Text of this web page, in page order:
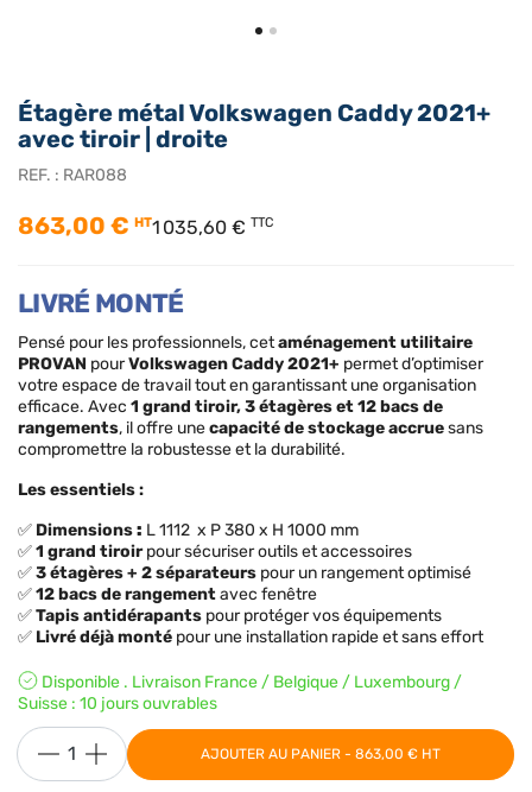
Étagère métal Volkswagen Caddy 2021+
avec tiroir | droite
REF. : RAR088
863,00 € HT1 035,60 € TTC
LIVRÉ MONTÉ
Pensé pour les professionnels, cetaménagement utilitaire
PROVAN pourVolkswagen Caddy 2021+ permet d’optimiser
votre espace de travail tout en garantissant une organisation
efficace. Avec 1 grand tiroir, 3 étagères et 12 bacs de
rangements, il offre unecapacité de stockage accruesans
compromettre la robustesse et la durabilité.
Les essentiels :
✅ Dimensions: L 1112 x P 380 x H 1000 mm
✅1 grand tiroirpour sécuriser outils et accessoires
✅3 étagères + 2 séparateurs pour un rangement optimisé
✅12 bacs de rangementavec fenêtre
✅Tapis antidérapants pour protéger vos équipements
✅ Livré déjà monté pour une installation rapide et sans effort
Disponible . Livraison France / Belgique / Luxembourg /
Suisse : 10 jours ouvrables
AJOUTER AU PANIER - 863,00 € HT